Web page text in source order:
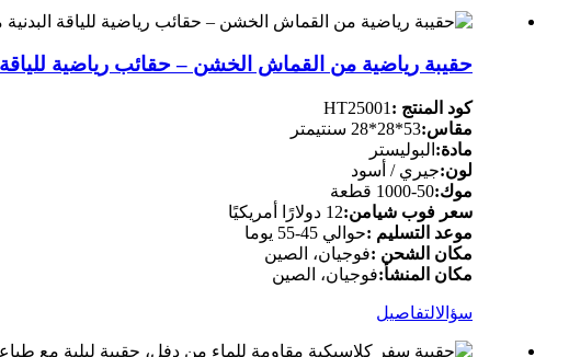
حقيبة رياضية من القماش الخشن – حقائب رياضية
كود المنتج : HT25001
مقاس:53*28*28 سنتيمتر
مادة: البوليستر
لون:جيري / أسود
موك:50-1000 قطعة
سعر فوب شيامن:12 دولارًا أمريكيًا
موعد التسليم :حوالي 45-55 يوما
مكان الشحن :فوجيان، الصين
مكان المنشأ:فوجيان، الصين
سؤالالتفاصيل